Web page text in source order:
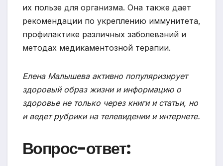
их пользе для организма. Она также дает
рекомендации по укреплению иммунитета,
профилактике различных заболеваний и
методах медикаментозной терапии.
Елена Малышева активно популяризирует
здоровый образ жизни и информацию о
здоровье не только через книги и статьи, но
и ведет рубрики на телевидении и интернете.
Вопрос-ответ: